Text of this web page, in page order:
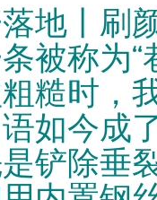
地丨刷
被称为
糙时，
如今成
铲除垂